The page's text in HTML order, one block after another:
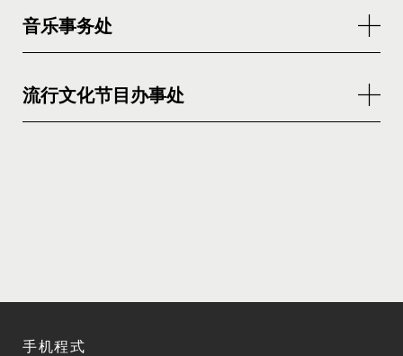
音乐事务处
流行文化节目办事处
手机程式